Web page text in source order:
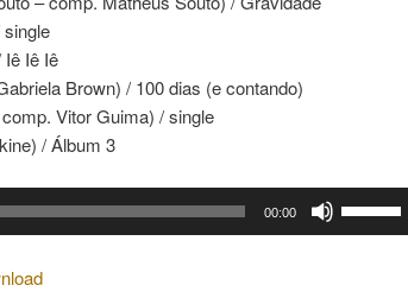
Iê Iê Iê
Brown) / 100 dias (e contando)
Vitor Guima) / single
/ Álbum 3
00:00